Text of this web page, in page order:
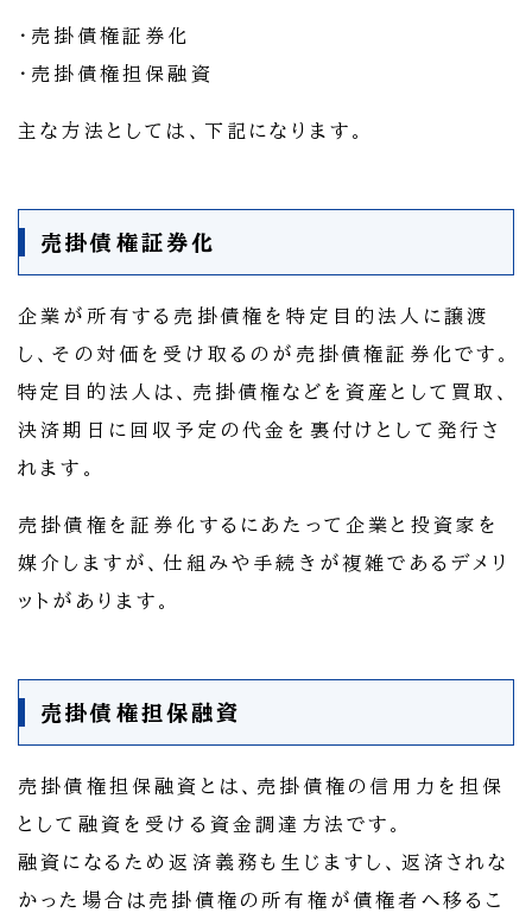
・売掛債権証券化
・売掛債権担保融資
主な方法としては、下記になります。
売掛債権証券化
企業が所有する売掛債権を特定目的法人に譲渡
し、その対価を受け取るのが売掛債権証券化です。
特定目的法人は、売掛債権などを資産として買取、
決済期日に回収予定の代金を裏付けとして発行さ
れます。
売掛債権を証券化するにあたって企業と投資家を
媒介しますが、仕組みや手続きが複雑であるデメリ
ットがあります。
売掛債権担保融資
売掛債権担保融資とは、売掛債権の信用力を担保
として融資を受ける資金調達方法です。
融資になるため返済義務も生じますし、返済されな
かった場合は売掛債権の所有権が債権者へ移るこ